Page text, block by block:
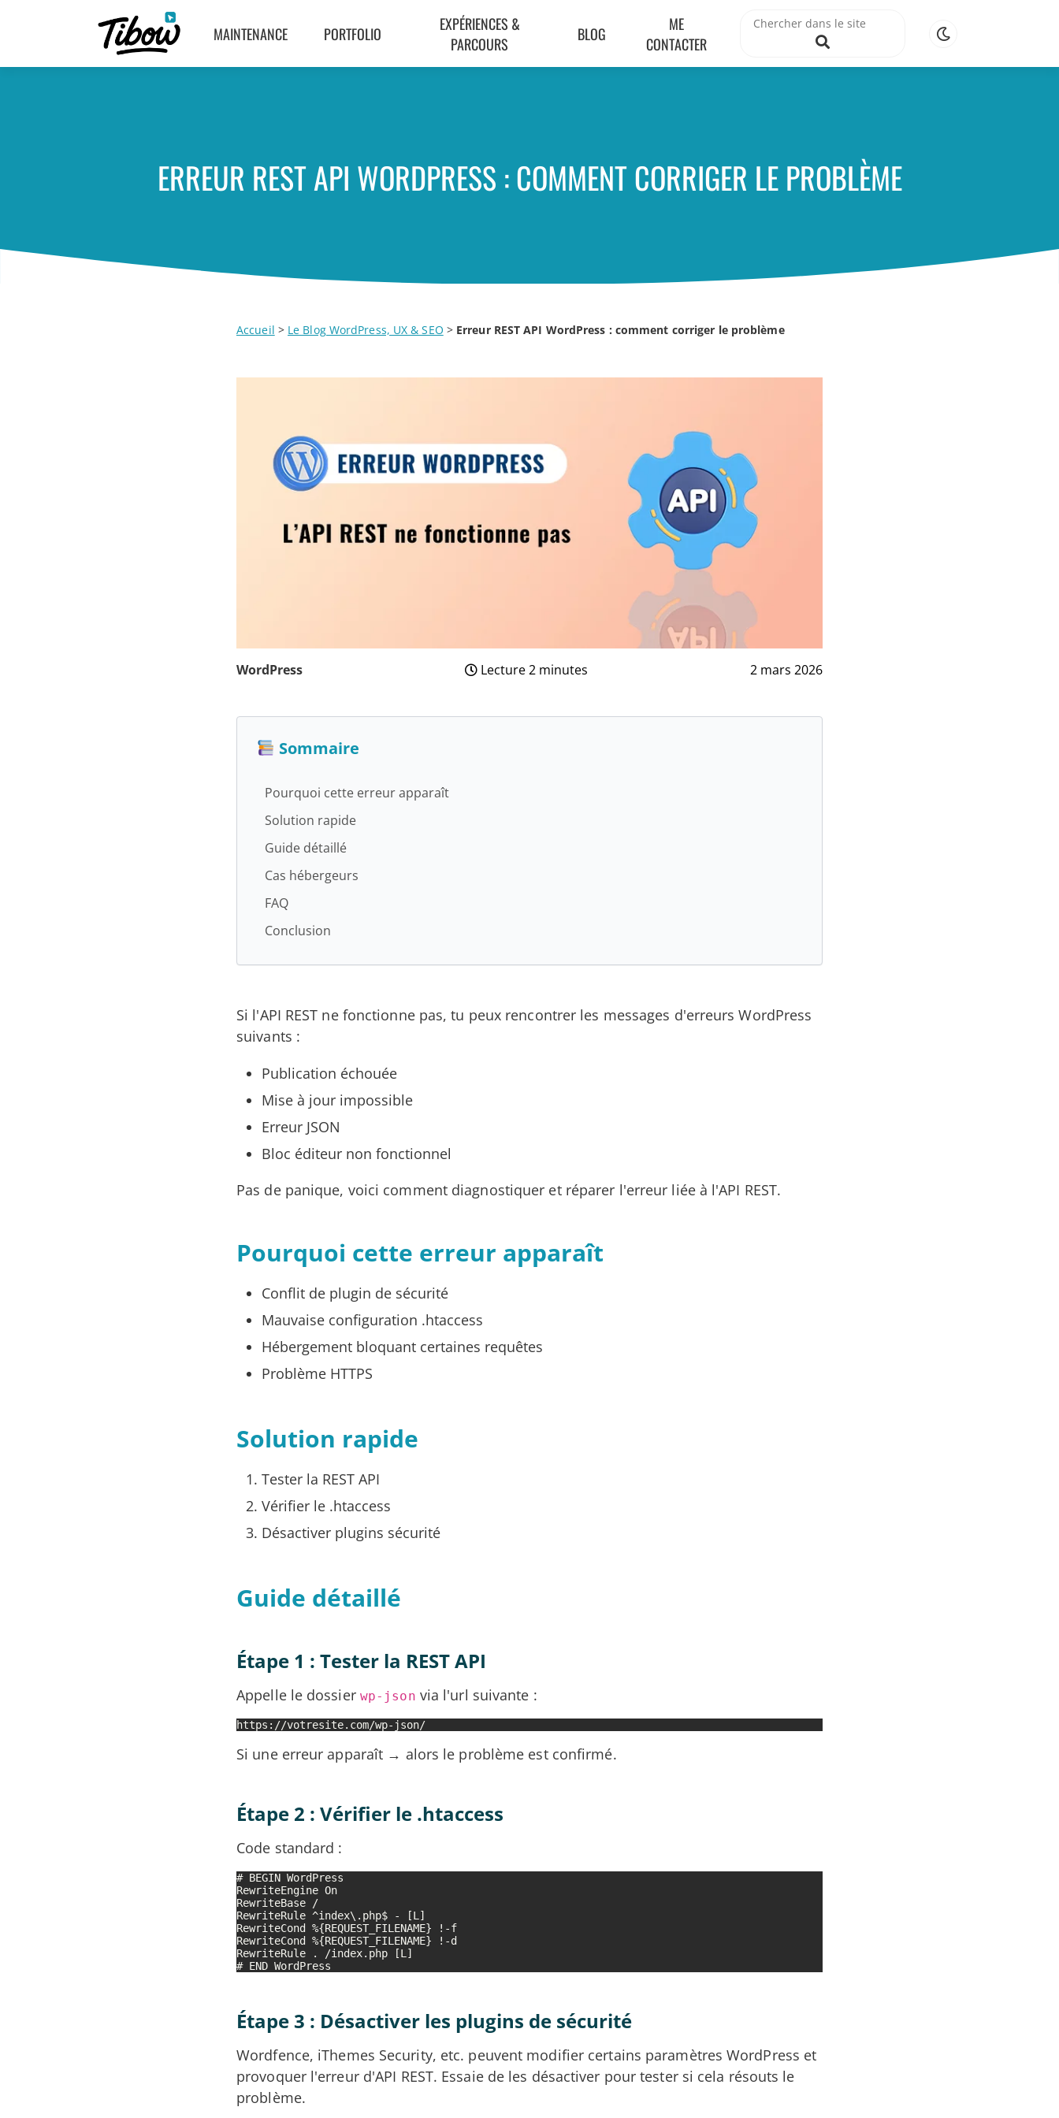
MAINTENANCE PORTFOLIO
EXPÉRIENCES &
PARCOURS
BLOG
ME
CONTACTER
ERREUR REST API WORDPRESS : COMMENT CORRIGER LE PROBLÈME
Accueil > Le Blog WordPress, UX & SEO > Erreur REST API WordPress : comment corriger le problème
WordPress Lecture 2 minutes 2 mars 2026
10
2026
Sommaire
Pourquoi cette erreur apparaît
Solution rapide
Guide détaillé
Cas hébergeurs
FAQ
Conclusion
Si l'API REST ne fonctionne pas, tu peux rencontrer les messages d'erreurs WordPress
suivants :
Publication échouée
Mise à jour impossible
Erreur JSON
Bloc éditeur non fonctionnel
Pas de panique, voici comment diagnostiquer et réparer l'erreur liée à l'API REST.
Pourquoi cette erreur apparaît
Conflit de plugin de sécurité
Mauvaise configuration .htaccess
Hébergement bloquant certaines requêtes
Problème HTTPS
Solution rapide
Tester la REST API
Vérifier le .htaccess
Désactiver plugins sécurité
Guide détaillé
Étape 1 : Tester la REST API
Appelle le dossier wp-json via l'url suivante :
https://votresite.com/wp-json/
Si une erreur apparaît → alors le problème est confirmé.
Étape 2 : Vérifier le .htaccess
Code standard :
# BEGIN WordPress
RewriteEngine On
RewriteBase /
RewriteRule ^index\.php$ - [L]
RewriteCond %{REQUEST_FILENAME} !-f
RewriteCond %{REQUEST_FILENAME} !-d
RewriteRule . /index.php [L]
# END WordPress
Étape 3 : Désactiver les plugins de sécurité
Wordfence, iThemes Security, etc. peuvent modifier certains paramètres WordPress et
provoquer l'erreur d'API REST. Essaie de les désactiver pour tester si cela résouts le
problème.